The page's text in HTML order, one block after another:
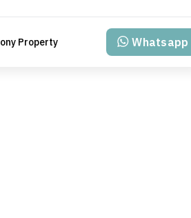
Property Whatsapp